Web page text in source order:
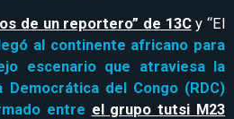
de un reportero” de 13Cy “El
al continente africano para
escenario que atraviesa la
Democrática del Congo (RDC)
entre el grupo tutsi M23